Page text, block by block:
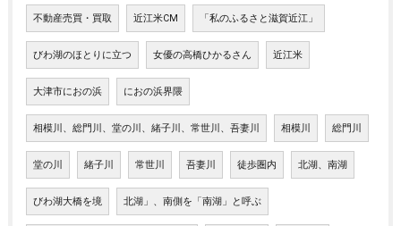
不動産売買・買取 近江米CM 「私のふるさと滋賀近江」
びわ湖のほとりに立つ 女優の高橋ひかるさん 近江米
大津市におの浜 におの浜界隈
相模川、総門川、堂の川、緒子川、常世川、吾妻川 相模川 総門川
堂の川 緒子川 常世川 吾妻川 徒歩圏内 北湖、南湖
びわ湖大橋を境 北湖」、南側を「南湖」と呼ぶ